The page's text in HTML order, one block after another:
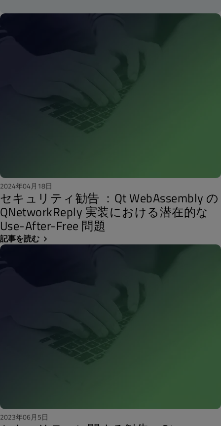
2024年04月18日
セキュリティ勧告 ：Qt WebAssembly の
QNetworkReply 実装における潜在的な
Use-After-Free 問題
記事を読む
2023年06月5日